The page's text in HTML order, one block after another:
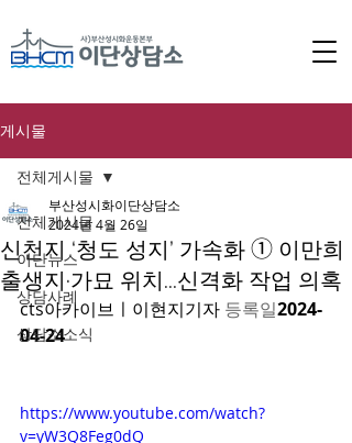
게시물
전체게시물
이단뉴스
상담사례
상담소소식
전체게시물
신천지 ‘청도 성지’ 가속화 ➀ 이만희
출생지·가묘 위치...신격화 작업 의혹
부산성시화이단상담소
2024년 4월 26일
cts아카이브ㅣ이현지기자 등록일2024-
04-24
https://www.youtube.com/watch?
v=yW3Q8Feg0dQ